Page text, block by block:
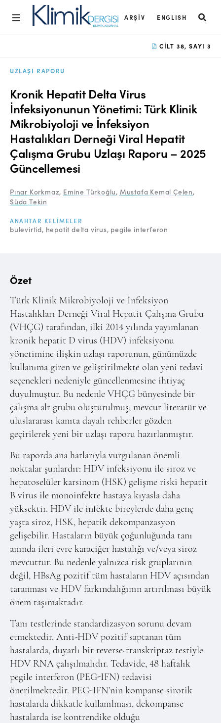
ARŞIV ENGLISH
Açık Erişim İlkesi
Yayın Kurulu
Etik İlkeler
Editoryal Süreç
Yazarlara Bilgi
Online Makale Gönderimi
İletişim
FACEBOOK TWITTER YOUTUBE
CILT 38, SAYI 3
UZLAŞI RAPORU
Kronik Hepatit Delta Virus
İnfeksiyonunun Yönetimi: Türk Klinik
Mikrobiyoloji ve İnfeksiyon
Hastalıkları Derneği Viral Hepatit
Çalışma Grubu Uzlaşı Raporu – 2025
Güncellemesi
Pınar Korkmaz, Emine Türkoğlu, Mustafa Kemal Çelen,
Süda Tekin
ANAHTAR KELIMELER
bulevirtid hepatit delta virus pegile interferon
Özet
Türk Klinik Mikrobiyoloji ve İnfeksiyon
Hastalıkları Derneği Viral Hepatit Çalışma Grubu
(VHÇG) tarafından, ilki 2014 yılında yayımlanan
kronik hepatit D virus (HDV) infeksiyonu
yönetimine ilişkin uzlaşı raporunun, günümüzde
kullanıma giren ve geliştirilmekte olan yeni tedavi
seçenekleri nedeniyle güncellenmesine ihtiyaç
duyulmuştur. Bu nedenle VHÇG bünyesinde bir
çalışma alt grubu oluşturulmuş; mevcut literatür ve
uluslararası kanıta dayalı rehberler gözden
geçirilerek yeni bir uzlaşı raporu hazırlanmıştır.
Bu raporda ana hatlarıyla vurgulanan önemli
noktalar şunlardır: HDV infeksiyonu ile siroz ve
hepatoselüler karsinom (HSK) gelişme riski hepatit
B virus ile monoinfekte hastaya kıyasla daha
yüksektir. HDV ile infekte bireylerde daha genç
yaşta siroz, HSK, hepatik dekompanzasyon
gelişebilir. Hastaların büyük çoğunluğunda tanı
anında ileri evre karaciğer hastalığı ve/veya siroz
mevcuttur. Bu nedenle yalnızca risk gruplarının
değil, HBsAg pozitif tüm hastaların HDV açısından
taranması ve HDV farkındalığının artırılması büyük
önem taşımaktadır.
Tanı testlerinde standardizasyon sorunu devam
etmektedir. Anti-HDV pozitif saptanan tüm
hastalarda, duyarlı bir reverse-transkriptaz testiyle
HDV RNA çalışılmalıdır. Tedavide, 48 haftalık
pegile interferon (PEG-IFN) tedavisi
önerilmektedir. PEG-IFN’nin kompanse sirotik
hastalarda dikkatle kullanılması, dekompanse
hastalarda ise kontrendike olduğu